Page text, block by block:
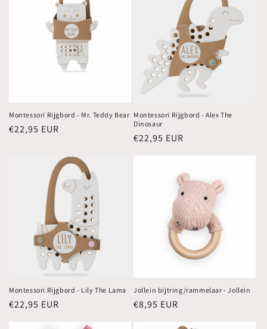
Montessori Rijgbord - Mr. Teddy Bear
Normale
€22,95 EUR
Montessori Rijgbord - Alex The
Dinosaur
Normale
€22,95 EUR
Montessori Rijgbord - Lily The Lama
Normale
€22,95 EUR
Jollein bijtring/rammelaar - Jollein
Normale
€8,95 EUR